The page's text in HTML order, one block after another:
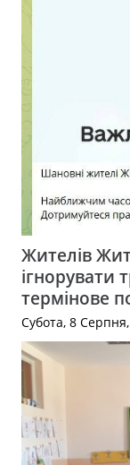
Жителів
ігнорувати
термінове
Субота, 8